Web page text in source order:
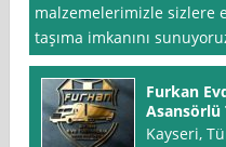
malzemelerimizle sizlere
taşıma imkanını
Furkan
Asansörlü
Kayseri,